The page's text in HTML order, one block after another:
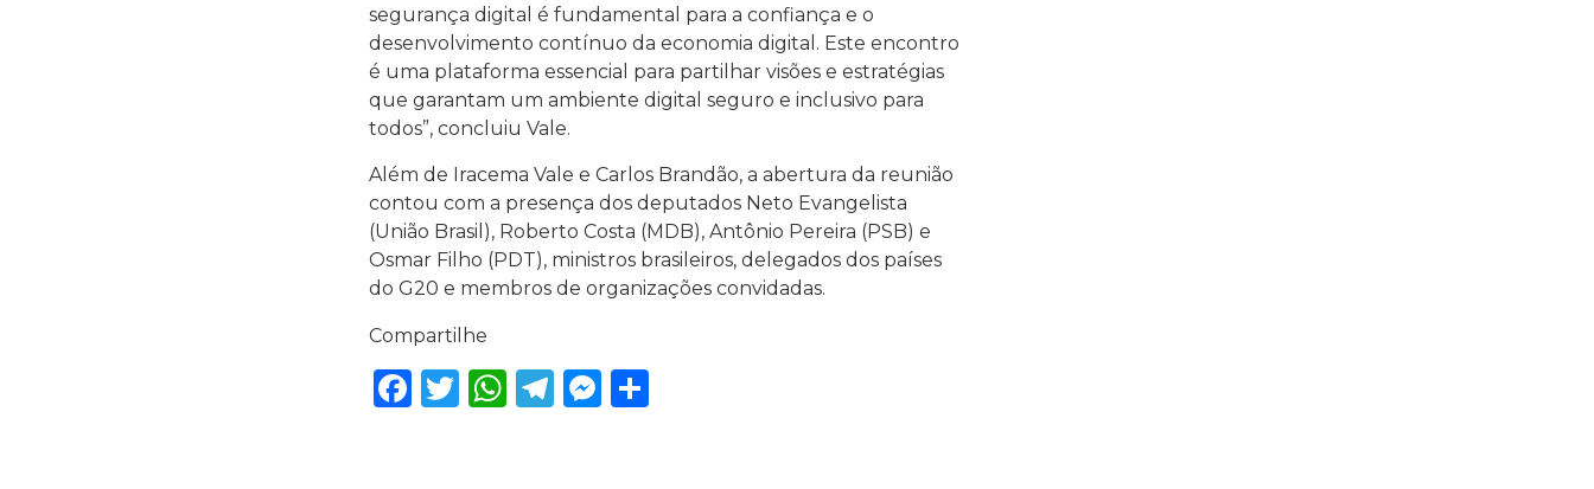
segurança digital é fundamental para a confiança e o
desenvolvimento contínuo da economia digital. Este encontro
é uma plataforma essencial para partilhar visões e estratégias
que garantam um ambiente digital seguro e inclusivo para
todos”, concluiu Vale.
Além de Iracema Vale e Carlos Brandão, a abertura da reunião
contou com a presença dos deputados Neto Evangelista
(União Brasil), Roberto Costa (MDB), Antônio Pereira (PSB) e
Osmar Filho (PDT), ministros brasileiros, delegados dos países
do G20 e membros de organizações convidadas.
Compartilhe
Facebook
Twitter
WhatsApp
Telegram
Messenger